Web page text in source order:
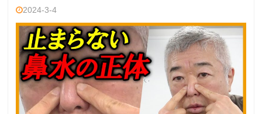
2024-3-4